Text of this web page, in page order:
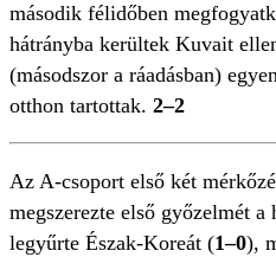
második félidőben
hátrányba kerültek Kuvait
(másodszor a ráadásban)
otthon tartottak. 2–2
Az A-csoport első két
megszerezte első győzelmét a
legyűrte Észak-Koreát (1–0),